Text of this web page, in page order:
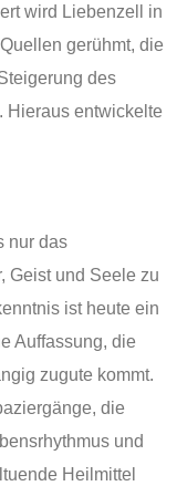
wird Liebenzell in
gerühmt, die
des
Hieraus entwickelte
nur das
Geist und Seele zu
ist heute ein
Auffassung, die
zugute kommt.
die
und
Heilmittel